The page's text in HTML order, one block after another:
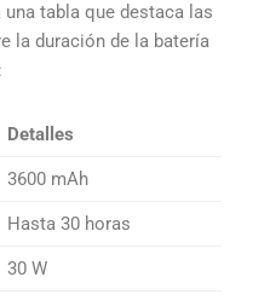
tabla que destaca las
la duración de la batería
Detalles
3600 mAh
Hasta 30 horas
30 W